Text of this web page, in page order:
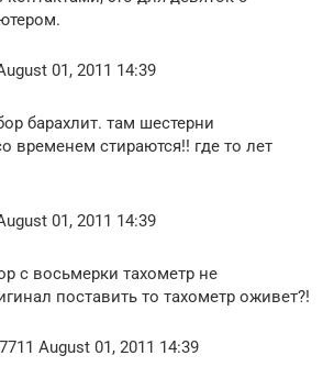
01, 2011 14:39
барахлит. там шестерни
временем стираются!! где то лет
01, 2011 14:39
с восьмерки тахометр не
поставить то тахометр оживет?!
August 01, 2011 14:39